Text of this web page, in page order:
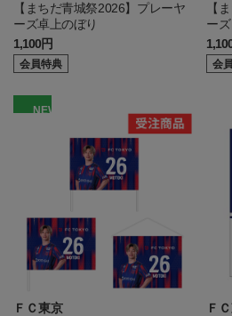
【まちだ青城祭2026】プレーヤ
ーズ卓上のぼり
1,100円
会員特典
【
ー
会
NEW
ＦＣ東京
Ｆ